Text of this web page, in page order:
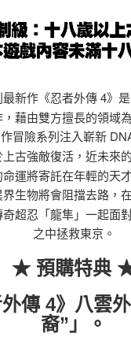
含以上)免運費
最新作《忍者外傳 4》
藉由雙方擅長的領域
作冒險系列注入嶄新
強敵復活，近未來
運將寄託在年輕的天
生物將會阻擋去路，
超忍「龍隼」一起面
之中拯救東京。
★ 預購特典
外傳 4》八雲
裔”」。